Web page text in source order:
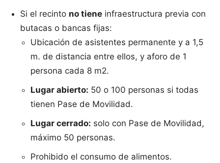
Si el recinto no tiene infraestructura previa con
butacas o bancas fijas:
Ubicación de asistentes permanente y a 1,5
m. de distancia entre ellos, y aforo de 1
persona cada 8 m2.
Lugar abierto: 50 o 100 personas si todas
tienen Pase de Movilidad.
Lugar cerrado: solo con Pase de Movilidad,
máximo 50 personas.
Prohibido el consumo de alimentos.